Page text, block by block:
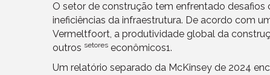
O setor de construção tem enfrentado desafios
ineficiências da infraestrutura. De acordo com
Vermeltfoort, a produtividade global da
outros setores econômicos1.
Um relatório separado da McKinsey de 2024